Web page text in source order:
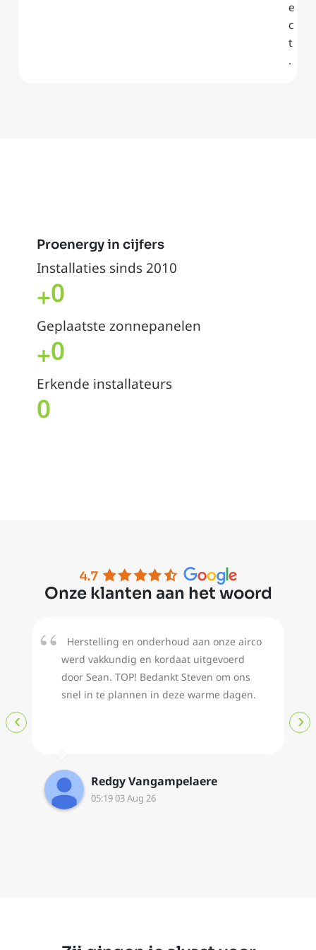
e
c
t
.
Proenergy in cijfers
Installaties sinds 2010
+0
Geplaatste zonnepanelen
+0
Erkende installateurs
0
Onze klanten aan het woord
Herstelling en onderhoud aan onze airco
werd vakkundig en kordaat uitgevoerd
door Sean. TOP! Bedankt Steven om ons
snel in te plannen in deze warme dagen.
Redgy Vangampelaere
05:19 03 Aug 26
‹ ›